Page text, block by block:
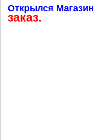
Открылся
заказ.